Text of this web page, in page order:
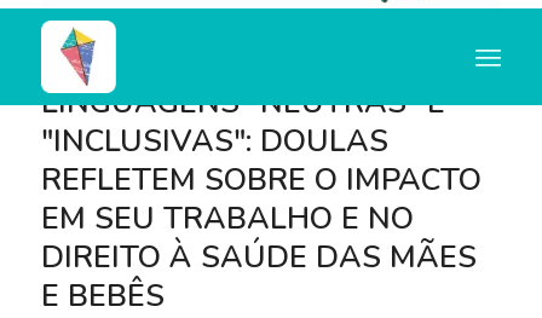
BLOG
LINGUAGENS "NEUTRAS" E
"INCLUSIVAS": DOULAS
REFLETEM SOBRE O IMPACTO
EM SEU TRABALHO E NO
DIREITO À SAÚDE DAS MÃES
E BEBÊS